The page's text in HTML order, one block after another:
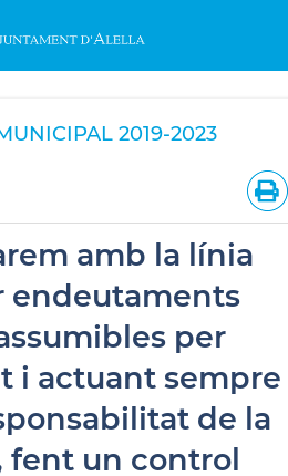
2019-2023
amb la línia
endeutaments
per
i actuant sempre
de la
fent un control